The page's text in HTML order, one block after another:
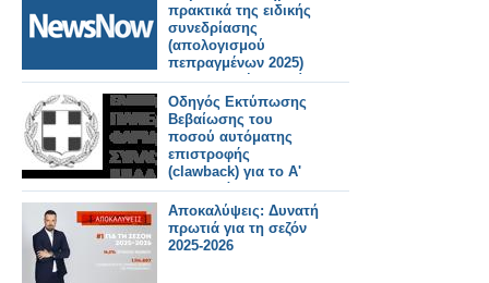
πρακτικά της ειδικής
συνεδρίασης
(απολογισμού
πεπραγμένων 2025)
της Κυριακή 5 Ιουλίου
2026.
Οδηγός Εκτύπωσης
Βεβαίωσης του
ποσού αυτόματης
επιστροφής
(clawback) για το Α'
και Β' εξάμηνο 2025
Αποκαλύψεις: Δυνατή
πρωτιά για τη σεζόν
2025-2026